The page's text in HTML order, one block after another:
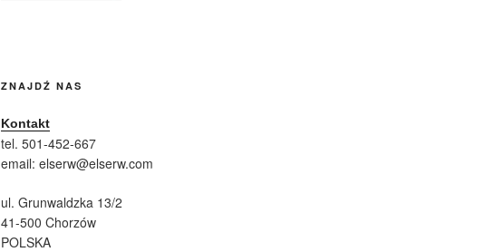
ZNAJDŹ NAS
Kontakt
tel. 501-452-667
email: elserw@elserw.com
ul. Grunwaldzka 13/2
41-500 Chorzów
POLSKA